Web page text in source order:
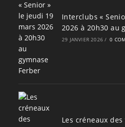
Interclubs «
2026 à 20h30 au
29 JANVIER 2026 / 0
Les créneaux des